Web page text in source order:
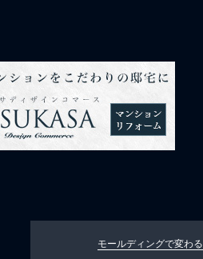
モールディングで変わる